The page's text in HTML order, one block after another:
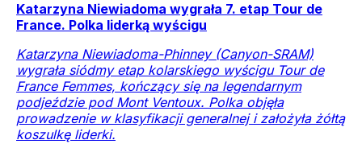
Katarzyna Niewiadoma wygrała 7. etap Tour de
France. Polka liderką wyścigu
Katarzyna Niewiadoma-Phinney (Canyon-SRAM)
wygrała siódmy etap kolarskiego wyścigu Tour de
France Femmes, kończący się na legendarnym
podjeździe pod Mont Ventoux. Polka objęła
prowadzenie w klasyfikacji generalnej i założyła żółtą
koszulkę liderki.